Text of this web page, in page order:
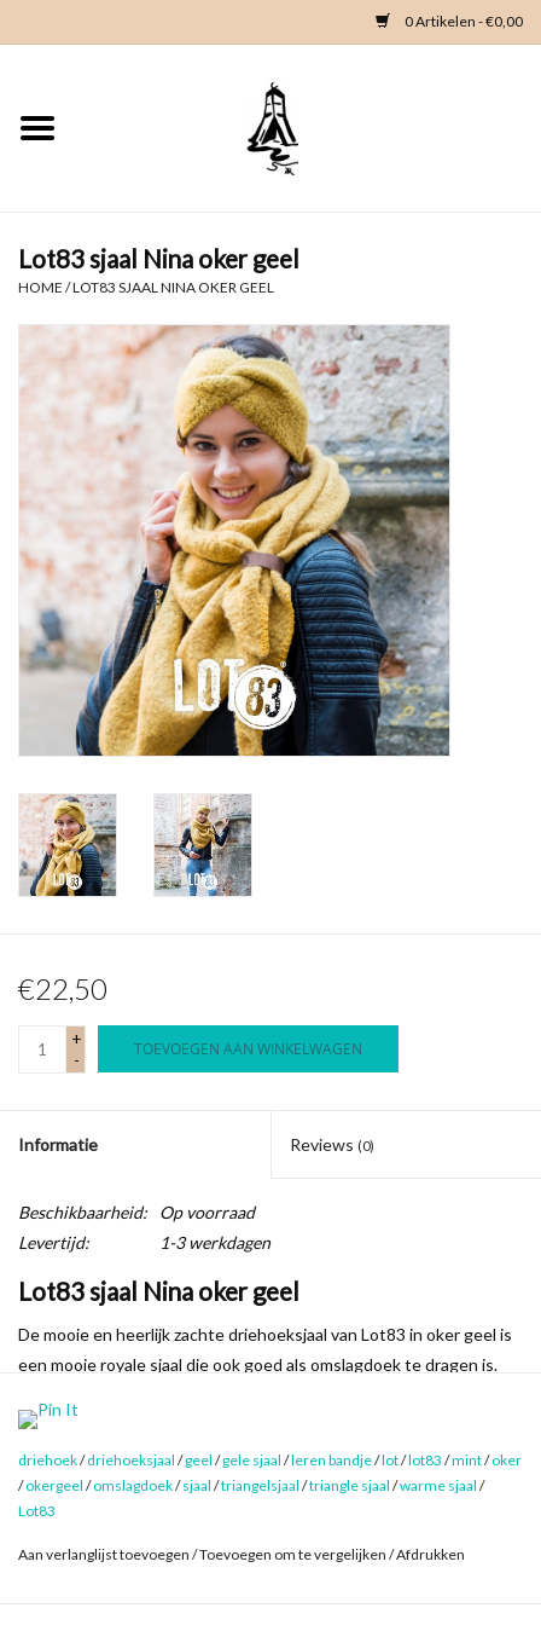
0 Artikelen - €0,00
Home
Kleding
Zeeland en Zeeuwse knop
Waterkaart
Duikgidsen
Contact
Waterproof tassen
Nieuws
Lot83 sjaal Nina oker geel
HOME /LOT83 SJAAL NINA OKER GEEL
€22,50
+
-
TOEVOEGEN AAN WINKELWAGEN
Informatie Reviews (0)
Beschikbaarheid:
Op voorraad
Levertijd:
1-3 werkdagen
Lot83 sjaal Nina oker geel
De mooie en heerlijk zachte driehoeksjaal van Lot83 in oker geel is
een mooie royale sjaal die ook goed als omslagdoek te dragen is.
details. Met het leren riempje zet je een punt van de sjaal
eenvoudig vast waardoor de sjaal als driehoeksjaal te dragen is en
de hele dag perfect blijft zitten.
driehoek/driehoeksjaal /geel /gele sjaal /leren bandje/lot/lot83 /mint/oker
/okergeel /omslagdoek/sjaal /triangelsjaal /triangle sjaal /warme sjaal /
Lot83
Aan verlanglijst toevoegen /Toevoegen om te vergelijken /Afdrukken